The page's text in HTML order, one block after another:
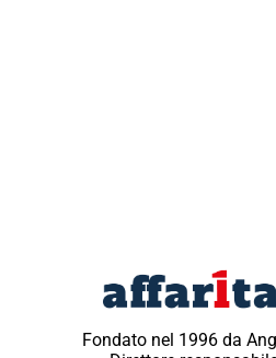
Fondato nel 1996 da